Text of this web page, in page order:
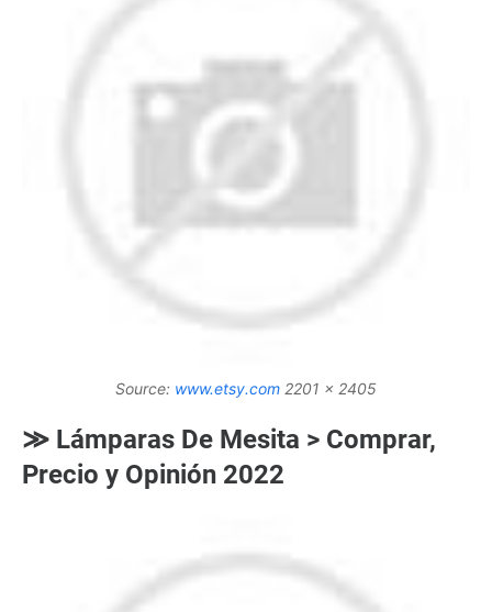
Source: www.etsy.com 2201 x 2405
≫ Lámparas De Mesita > Comprar,
Precio y Opinión 2022